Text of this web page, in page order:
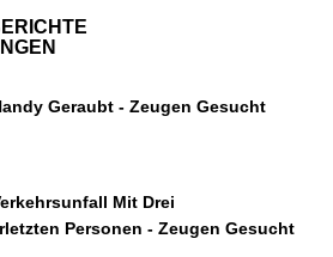
Geraubt - Zeugen Gesucht
Mit Drei
Personen - Zeugen Gesucht